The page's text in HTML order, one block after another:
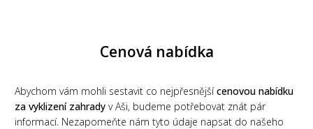
Cenová nabídka
Abychom vám mohli sestavit co nejpřesnějšícenovou nabídku
za vyklizení zahrady v Aši, budeme potřebovat znát pár
informací. Nezapomeňte nám tyto údaje napsat do našeho